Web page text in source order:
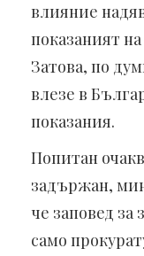
влияние
показаният
Затова, по
влезе в
показания.
Попитан
задържан,
че заповед
само